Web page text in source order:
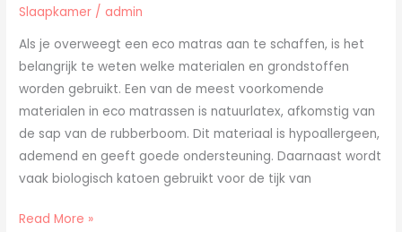
Slaapkamer / admin
Als je overweegt een eco matras aan te schaffen, is het
belangrijk te weten welke materialen en grondstoffen
worden gebruikt. Een van de meest voorkomende
materialen in eco matrassen is natuurlatex, afkomstig van
de sap van de rubberboom. Dit materiaal is hypoallergeen,
ademend en geeft goede ondersteuning. Daarnaast wordt
vaak biologisch katoen gebruikt voor de tijk van
Read More »